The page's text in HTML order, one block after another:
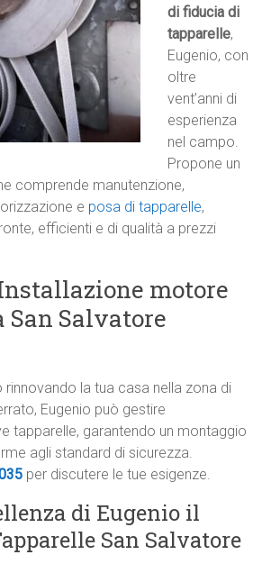
di fiducia di
tapparelle,
Eugenio, con
oltre
vent’anni di
esperienza
nel campo.
Propone un
comprende manutenzione,
e posa di tapparelle,
efficienti e di qualità a prezzi
motore
San Salvatore
la tua casa nella zona di
Eugenio può gestire
tapparelle, garantendo un montaggio
agli standard di sicurezza.
per discutere le tue esigenze.
di Eugenio il
San Salvatore